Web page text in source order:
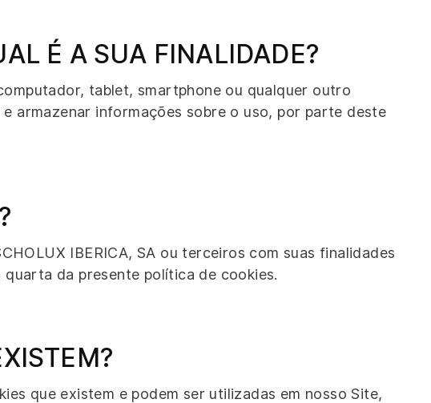
É A SUA FINALIDADE?
tablet, smartphone ou qualquer outro
armazenar informações sobre o uso, por parte deste
IBERICA, SA ou terceiros com suas finalidades
da presente política de cookies.
que existem e podem ser utilizadas em nosso Site,